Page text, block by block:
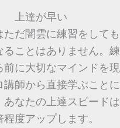
上達が早い
ただ闇雲に練習をしても
ることはありません。練
前に大切なマインドを現
講師から直接学ぶことに
あなたの上達スピードは
程度アップします。